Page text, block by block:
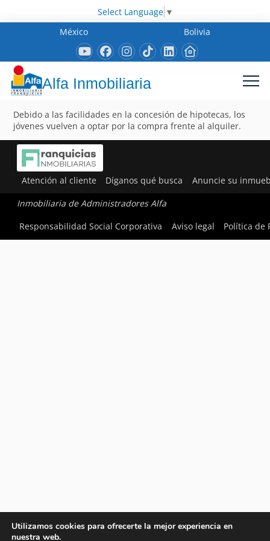
Select Language ▼
México
Bolivia
Alfa Inmobiliaria
Debido a las facilidades en la concesión de hipotecas, los
jóvenes vuelven a optar por la compra frente al alquiler.
Atención al cliente Díganos qué busca Anuncie su
Inmobiliaria de Administradores Alfa
Responsabilidad Social Corporativa
Aviso legal Política de
Utilizamos cookies para ofrecerte la mejor experiencia en
nuestra web.